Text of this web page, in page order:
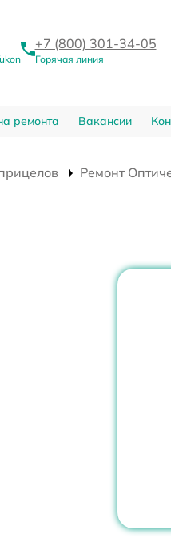
+7 (800) 301-34-05
Горячая линия
ремонта Вакансии
Ремонт